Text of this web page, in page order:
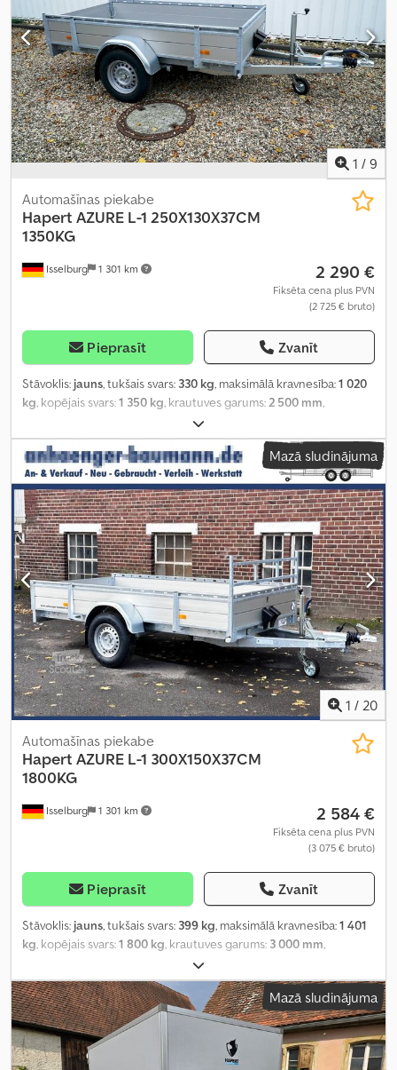
1 / 9
Isselburg 1 301 km
Automašīnas piekabe
Hapert AZURE L-1 250X130X37CM
1350KG
2 290 €
Fiksēta cena plus PVN
(2 725 € bruto)
Pieprasīt Zvanīt
Stāvoklis: jauns, tukšais svars: 330 kg, maksimālā kravnesība:1 020
kg, kopējais svars:1 350 kg, krautuves garums:2 500 mm,
1 300 mm
augstums:370 mm, iekraušanas telpas tilpums:1,3 m³, krāsa:
sudraba, būvniecības augstums:1 320 mm , darba platums:1 780
mm,
Mazā sludinājuma
1 / 20
Isselburg 1 301 km
Automašīnas piekabe
Hapert AZURE L-1 300X150X37CM
1800KG
2 584 €
Fiksēta cena plus PVN
(3 075 € bruto)
Pieprasīt Zvanīt
Stāvoklis: jauns, tukšais svars: 399 kg, maksimālā kravnesība:1 401
kg, kopējais svars:1 800 kg, krautuves garums: 3 000 mm,
1 500 mm
augstums:370 mm, iekraušanas telpas tilpums:1,8 m³, krāsa:
sudraba, būvniecības augstums: 1 320 mm, darba platums:1 980
mm,
Mazā sludinājuma